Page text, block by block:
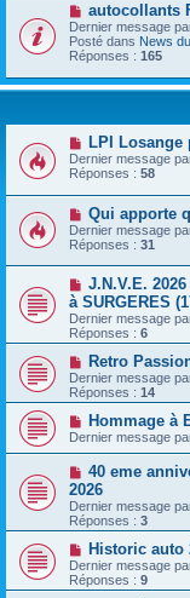
autocollants
Dernier message
Posté dans News
Réponses : 165
LPI Losange
Dernier message
Réponses : 58
Qui apporte
Dernier message
Réponses : 31
J.N.V.E.
à SURGERES
Dernier message
Réponses : 6
Retro
Dernier message
Réponses : 14
Hommage à
Dernier message
40 eme
2026
Dernier message
Réponses : 3
Historic auto
Dernier message
Réponses : 9